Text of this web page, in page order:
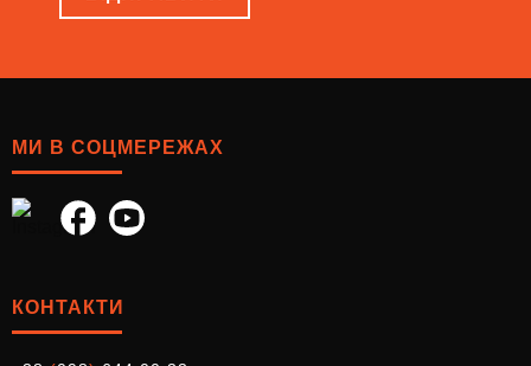
МИ В СОЦМЕРЕЖАХ
КОНТАКТИ